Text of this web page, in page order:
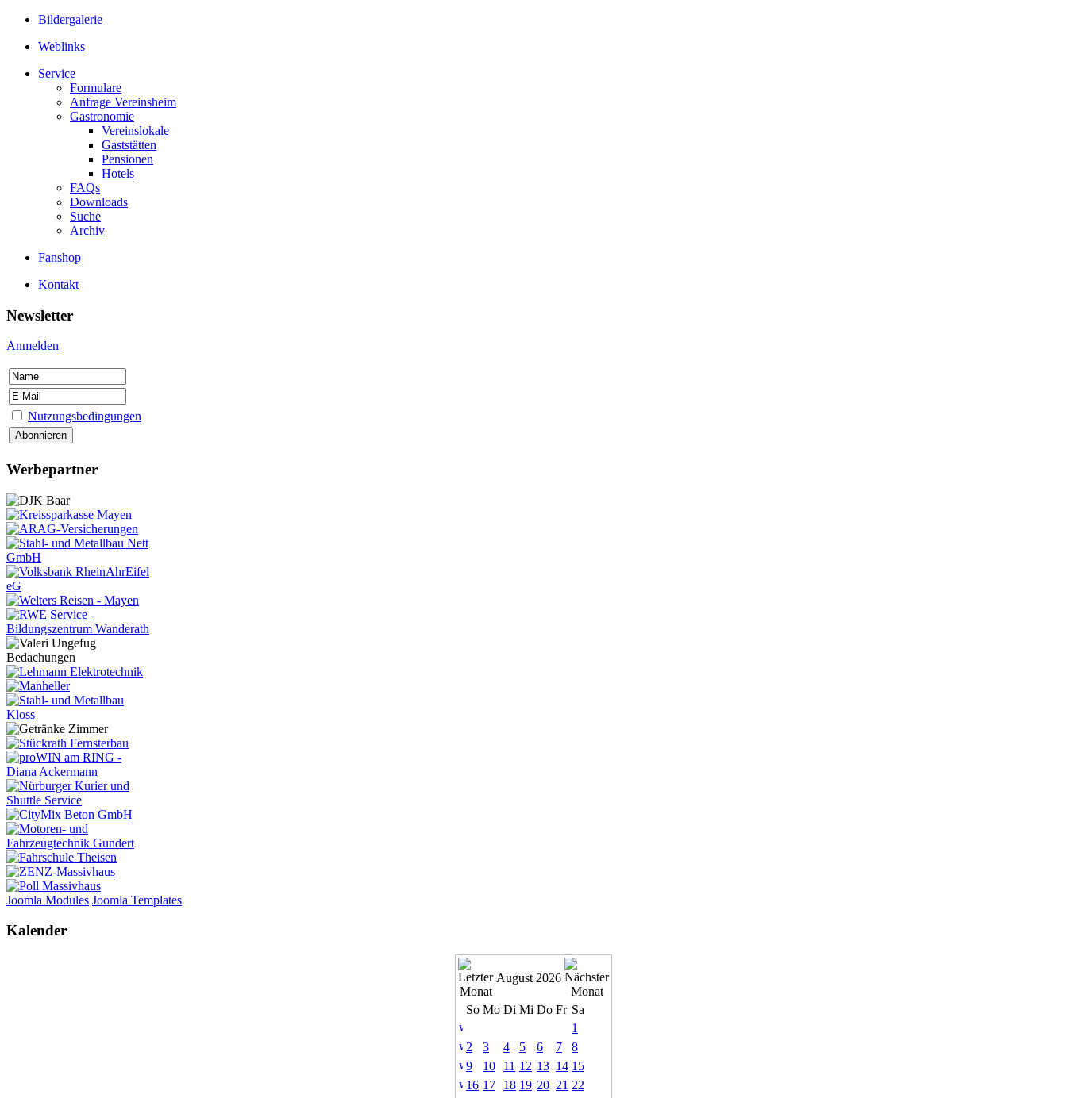
Bildergalerie
Weblinks
Service
Formulare
Anfrage Vereinsheim
Gastronomie
Vereinslokale
Gaststätten
Pensionen
Hotels
FAQs
Downloads
Suche
Archiv
Fanshop
Kontakt
Newsletter
Anmelden
Nutzungsbedingungen
Werbepartner
Joomla Modules Joomla Templates
Kalender
August 2026
So Mo Di Mi Do Fr Sa
1
2
3 4 5 6 7
8
9
10 11 12 13 14 15
16 17 18 19 20 21 22